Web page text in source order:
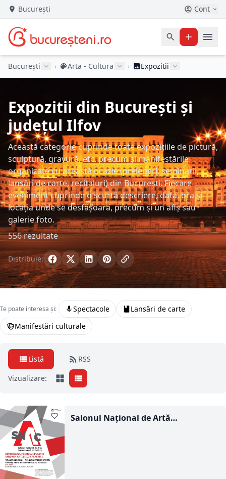
București Cont
București › Arta - Cultura › Expozitii
Expozitii din București și
județul Ilfov
Această categorie cuprinde toate expozițiile de pictură,
sculptură, gravură, etc. precum și manifestările
organizate cu această ocazie (prelegeri, seminarii,
lansări de carte, recitaluri) din București. Fiecare
eveniment cuprinde o scurtă descriere, data, ora și
locația unde se desfășoară, precum și un afiș sau
galerie foto.
556 rezultate
Distribuie:
Te poate interesa și: Spectacole
Lansări de carte
Manifestări culturale
Listă
RSS
Vizualizare:
Salonul Național de Artă